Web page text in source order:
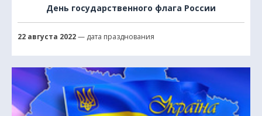
День государственного флага России
22 августа 2022— дата празднования